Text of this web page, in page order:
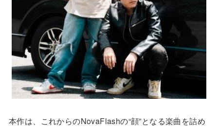
本作は、これからのNovaFlashの“顔”となる楽曲を詰め